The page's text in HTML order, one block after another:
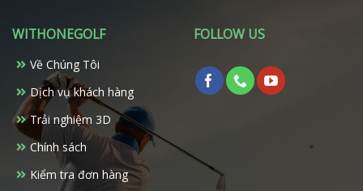
WITHONEGOLF
Về Chúng Tôi
Dịch vụ khách hàng
Trải nghiệm 3D
Chính sách
Kiểm tra đơn hàng
FOLLOW US